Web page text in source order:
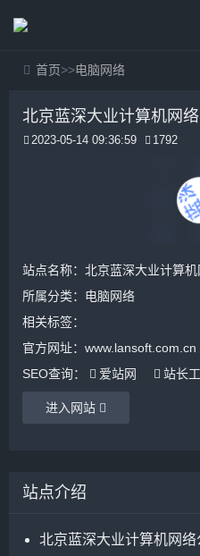
首页>>电脑网络
北京蓝深大业计算机网
2023-05-14 09:36:59 1792
站点名称：北京蓝深大业计算机
所属分类： 电脑网络
相关标签：
官方网址：www.lansoft.com.cn
SEO查询：
爱站网 站长
进入网站
站点介绍
北京蓝深大业计算机网络